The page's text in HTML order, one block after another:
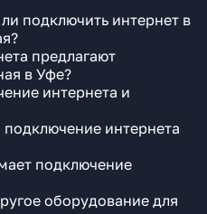
подключить интернет в
предлагают
в Уфе?
интернета и
подключение интернета
подключение
оборудование для